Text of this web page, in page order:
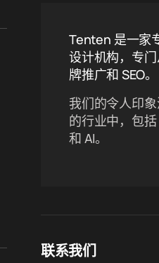
Tenten 是一家
设计机构，专
牌推广和 SEO。
我们的令人印
的行业中，包
和 AI。
联系我们